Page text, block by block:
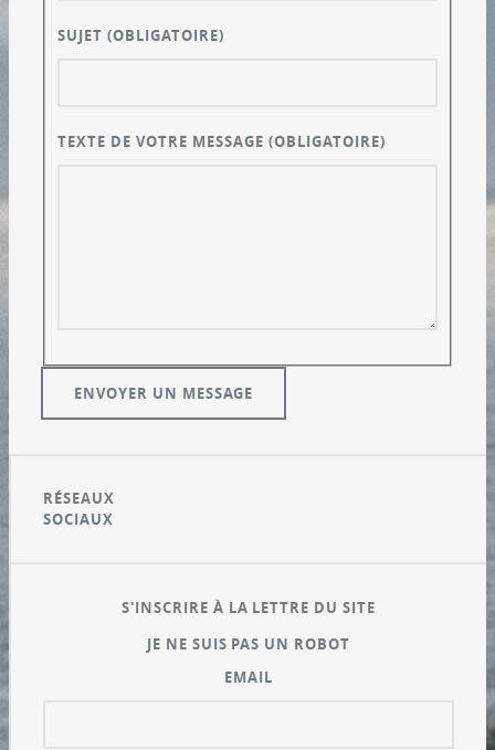
SUJET(OBLIGATOIRE)
TEXTE DE VOTRE MESSAGE(OBLIGATOIRE)
RÉSEAUX
SOCIAUX
S'INSCRIRE À LA LETTRE DU SITE
JE NE SUIS PAS UN ROBOT
EMAIL